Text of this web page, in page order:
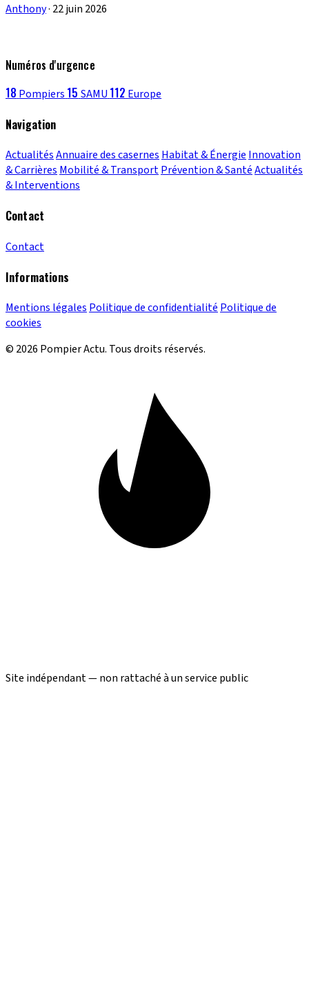
Anthony· 22 juin 2026
Numéros d'urgence
18 Pompiers 15 SAMU 112 Europe
Navigation
ActualitésAnnuaire des casernes Habitat & Énergie Innovation
& Carrières Mobilité & TransportPrévention & SantéActualités
& Interventions
Contact
Contact
Informations
Mentions légales Politique de confidentialité Politique de
cookies
© 2026 Pompier Actu. Tous droits réservés.
Site indépendant — non rattaché à un service public